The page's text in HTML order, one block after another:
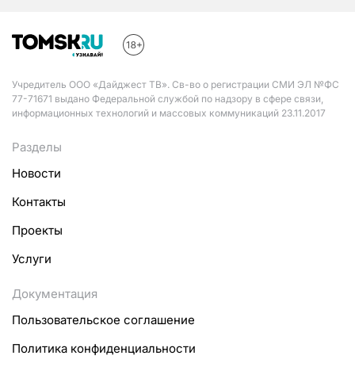
Учредитель ООО «Дайджест ТВ». Св-во о регистрации СМИ ЭЛ №ФС
77-71671 выдано Федеральной службой по надзору в сфере связи,
информационных технологий и массовых коммуникаций 23.11.2017
Разделы
Новости
Контакты
Проекты
Услуги
Документация
Пользовательское соглашение
Политика конфиденциальности